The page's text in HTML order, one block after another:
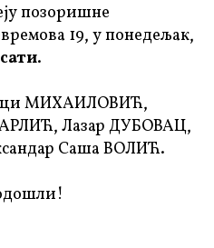
позоришне
19, у понедељак,
.
МИХАИЛОВИЋ,
Лазар ДУБОВАЦ,
Саша ВОЛИЋ.